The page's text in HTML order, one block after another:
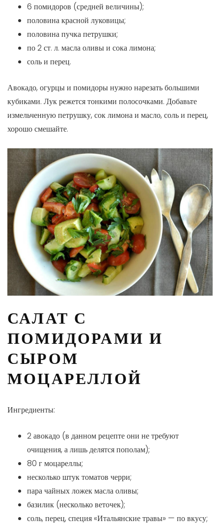
6 помидоров (средней величины);
половина красной луковицы;
половина пучка петрушки;
по 2 ст. л. масла оливы и сока лимона;
соль и перец.
Авокадо, огурцы и помидоры нужно нарезать большими
кубиками. Лук режется тонкими полосочками. Добавьте
измельченную петрушку, сок лимона и масло, соль и перец,
хорошо смешайте.
САЛАТ С
ПОМИДОРАМИ И
СЫРОМ
МОЦАРЕЛЛОЙ
Ингредиенты:
2 авокадо (в данном рецепте они не требуют
очищения, а лишь делятся пополам);
80 г моцареллы;
несколько штук томатов черри;
пара чайных ложек масла оливы;
базилик (несколько веточек);
соль, перец, специя «Итальянские травы» — по вкусу;